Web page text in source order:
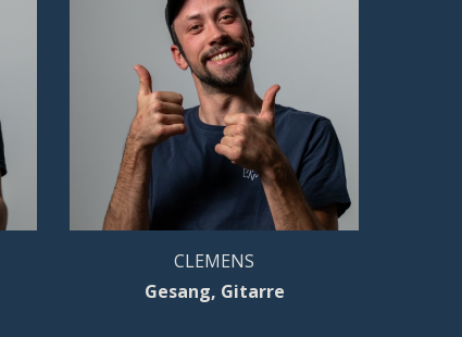
CLEMENS
Gesang, Gitarre